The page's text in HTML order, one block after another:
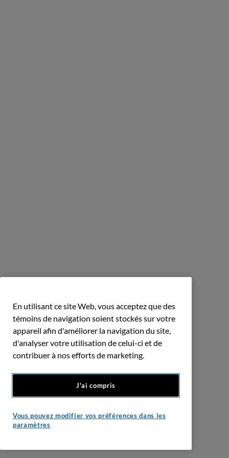
En utilisant ce site Web, vous acceptez que des
témoins de navigation soient stockés sur votre
appareil afin d'améliorer la navigation du site,
d'analyser votre utilisation de celui-ci et de
contribuer à nos efforts de marketing.
J'ai compris
Vous pouvez modifier vos préférences dans les
paramètres